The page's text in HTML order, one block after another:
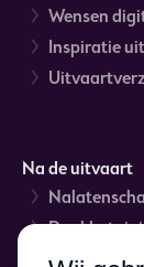
Wensen
Inspiratie
Na de uitvaart